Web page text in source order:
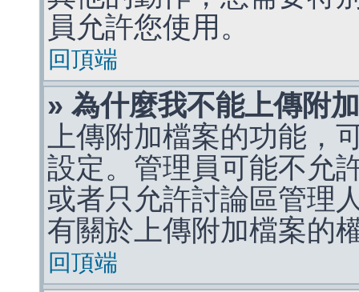
員允許您使用。
回頂端
» 為什麼我不能上傳附
上傳附加檔案的功能，
設定。管理員可能不允
或者只允許討論區管理
有關於上傳附加檔案的
回頂端